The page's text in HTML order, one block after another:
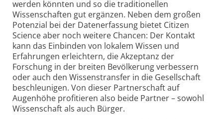
werden könnten und so die traditionellen
Wissenschaften gut ergänzen. Neben dem großen
Potenzial bei der Datenerfassung bietet Citizen
Science aber noch weitere Chancen: Der Kontakt
kann das Einbinden von lokalem Wissen und
Erfahrungen erleichtern, die Akzeptanz der
Forschung in der breiten Bevölkerung verbessern
oder auch den Wissenstransfer in die Gesellschaft
beschleunigen. Von dieser Partnerschaft auf
Augenhöhe profitieren also beide Partner – sowohl
Wissenschaft als auch Bürger.